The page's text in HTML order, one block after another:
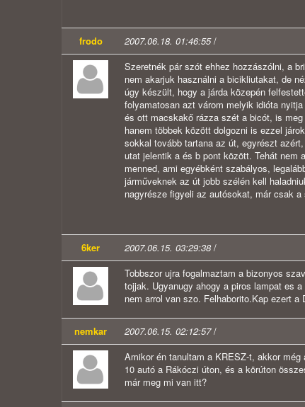
frodo 2007.06.18. 01:46:55/
Szeretnék pár szót ehhez hozzászólni, a
nem akarjuk használni a bicikliutakat, de
úgy készült, hogy a járda közepén
folyamatosan azt várom melyik idióta
és ott macskakő rázza szét a bicót, is
hanem többek között dolgozni is ezzel
sokkal tovább tartana az út, egyrészt
utat jelentik a és b pont között. Tehát nem
menned, ami egyébként szabályos,
járműveknek az út jobb szélén kell
nagyrésze figyeli az autósokat, már csak
6ker 2007.06.15. 03:29:38 /
Tobbszor ujra fogalmaztam a bizonyos
tojjak. Ugyanugy ahogy a piros lampat es
nem arrol van szo. Felhaborito.Kap ezert
nemkar 2007.06.15. 02:12:57/
Amikor én tanultam a KRESZ-t, akkor
10 autó a Rákóczi úton, és a körúton
már meg mi van itt?